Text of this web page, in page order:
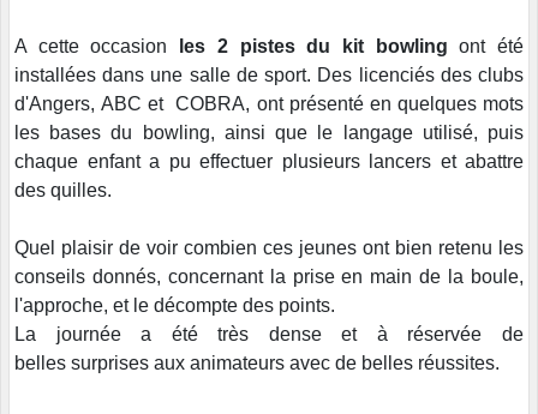
A cette occasion les 2 pistes du kit bowling ont été
installées dans une salle de sport. Des licenciés des clubs
d'Angers, ABC et COBRA, ont présenté en quelques mots
les bases du bowling, ainsi que le langage utilisé, puis
chaque enfant a pu effectuer plusieurs lancers et abattre
des quilles.
Quel plaisir de voir combien ces jeunes ont bien retenu les
conseils donnés, concernant la prise en main de la boule,
l'approche, et le décompte des points.
La journée a été très dense et à réservée de
belles surprises aux animateurs avec de belles réussites.